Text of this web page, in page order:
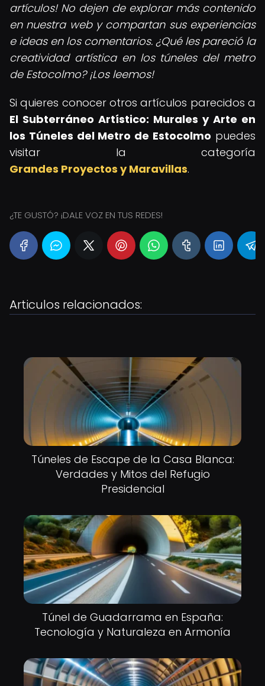
artículos! No dejen de explorar más contenido
en nuestra web y compartan sus experiencias
e ideas en los comentarios. ¿Qué les pareció la
creatividad artística en los túneles del metro
de Estocolmo? ¡Los leemos!
Si quieres conocer otros artículos parecidos a
El Subterráneo Artístico: Murales y Arte en
los Túneles del Metro de Estocolmo puedes
visitar la categoría
Grandes Proyectos y Maravillas.
¿TE GUSTÓ? ¡DALE VOZ EN TUS REDES!
Articulos relacionados:
Túneles de Escape de la Casa Blanca:
Verdades y Mitos del Refugio
Presidencial
Túnel de Guadarrama en España:
Tecnología y Naturaleza en Armonía